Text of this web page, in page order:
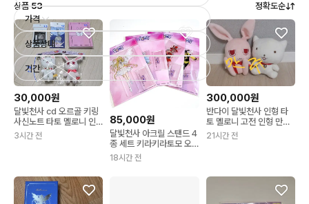
가격
상품상태
기간
상품 53 정확도순
30,000원
달빛천사 cd 오르골 키링
사신노트 타토 멜로니 인
형 키링 팝업 오마케
3시간 전
85,000원
달빛천사 아크릴 스탠드 4
종 세트 키라키라토모 오
르골 펀딩 풀문타토멜로니
이즈미
18시간 전
300,000원
반다이 달빛천사 인형 타
토 멜로니 고전 인형 만월
을찾아서 달천 오르골
21시간 전